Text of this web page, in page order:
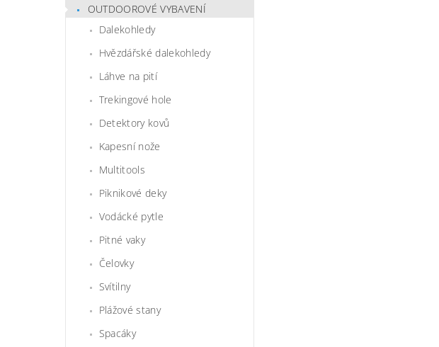
OUTDOOROVÉ VYBAVENÍ
Dalekohledy
Hvězdářské dalekohledy
Láhve na pití
Trekingové hole
Detektory kovů
Kapesní nože
Multitools
Piknikové deky
Vodácké pytle
Pitné vaky
Čelovky
Svítilny
Plážové stany
Spacáky